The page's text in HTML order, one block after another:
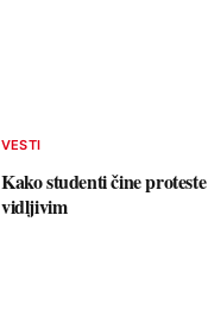
VESTI
Kako studenti čine proteste
vidljivim